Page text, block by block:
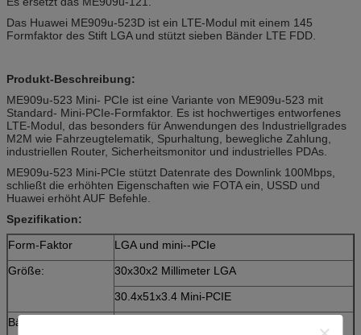
Das Huawei ME909u-523D ist ein LTE-Modul mit einem 145
Formfaktor des Stift LGA und stützt sieben Bänder LTE FDD.
Produkt-Beschreibung:
ME909u-523 Mini- PCIe ist eine Variante von ME909u-523 mit
Standard- Mini-PCIe-Formfaktor. Es ist hochwertiges entworfenes
LTE-Modul, das besonders für Anwendungen des Industriellgrades
M2M wie Fahrzeugtelematik, Spurhaltung, bewegliche Zahlung,
industriellen Router, Sicherheitsmonitor und industrielles PDAs.
ME909u-523 Mini-PCIe stützt Datenrate des Downlink 100Mbps,
schließt die erhöhten Eigenschaften wie FOTA ein, USSD und
Huawei erhöht AUF Befehle.
Spezifikation:
Form-Faktor
LGA und mini--PCIe
Größe:
30x30x2 Millimeter LGA
30.4x51x3.4 Mini-PCIE
Bänder